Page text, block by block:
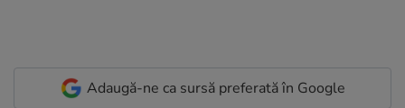
Adaugă-ne ca sursă preferată în Google